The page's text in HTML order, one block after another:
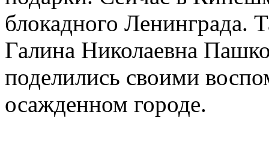
блокадного Ленинграда.
Галина Николаевна
поделились своими
осажденном городе.